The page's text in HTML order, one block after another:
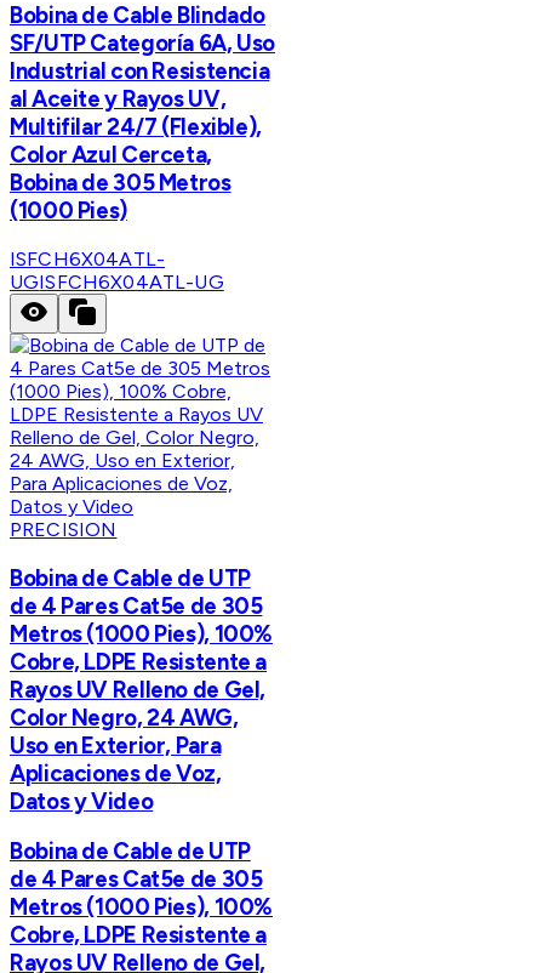
Bobina de Cable Blindado
SF/UTP Categoría 6A, Uso
Industrial con Resistencia
al Aceite y Rayos UV,
Multifilar 24/7 (Flexible),
Color Azul Cerceta,
Bobina de 305 Metros
(1000 Pies)
ISFCH6X04ATL-
UGISFCH6X04ATL-UG
PRECISION
Bobina de Cable de UTP
de 4 Pares Cat5e de 305
Metros (1000 Pies), 100%
Cobre, LDPE Resistente a
Rayos UV Relleno de Gel,
Color Negro, 24 AWG,
Uso en Exterior, Para
Aplicaciones de Voz,
Datos y Video
Bobina de Cable de UTP
de 4 Pares Cat5e de 305
Metros (1000 Pies), 100%
Cobre, LDPE Resistente a
Rayos UV Relleno de Gel,